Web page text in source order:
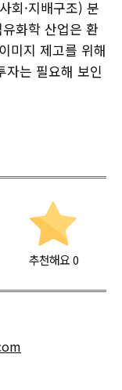
회·지배구조) 분
화학 산업은 환
미지 제고를 위해
자는 필요해 보인
추천해요 0